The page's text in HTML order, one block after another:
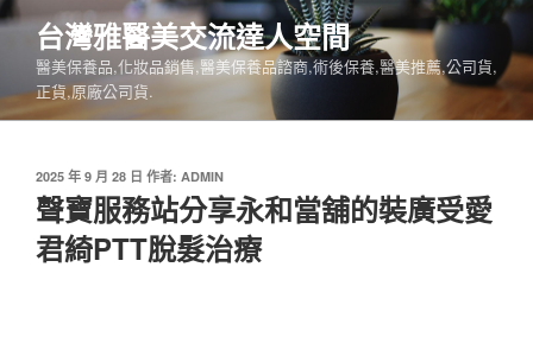
跳
要
內
台灣雅醫美交流達人空間
醫美保養品,化妝品銷售,醫美保養品諮商,術後保養,醫美推薦,公司貨,
正貨,原廠公司貨.
發
佈
於
2025 年 9 月 28 日 作者: ADMIN
聲寶服務站分享永和當舖的裝廣受愛
君綺PTT脫髮治療